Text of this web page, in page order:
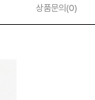
상품문의 (0)